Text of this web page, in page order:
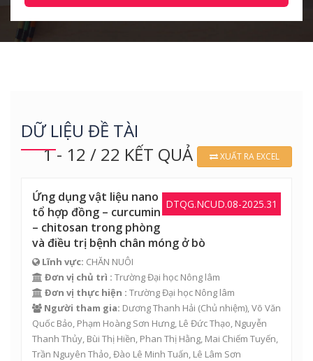
DỮ LIỆU ĐỀ TÀI
1 - 12 / 22 KẾT QUẢ
XUẤT RA EXCEL
DTQG.NCUD.08-2025.31
Ứng dụng vật liệu nano
tổ hợp đồng – curcumin
– chitosan trong phòng
và điều trị bệnh chân móng ở bò
Lĩnh vực: CHĂN NUÔI
Đơn vị chủ trì : Trường Đại học Nông lâm
Đơn vị thực hiện : Trường Đại học Nông lâm
Người tham gia: Dương Thanh Hải (Chủ nhiệm),Võ Văn
Quốc Bảo, Phạm Hoàng Sơn Hưng, Lê Đức Thạo, Nguyễn
Thanh Thủy, Bùi Thị Hiền, Phan Thị Hằng, Mai Chiếm Tuyến,
Trần Nguyên Thảo,Đào Lê Minh Tuấn, Lê Lâm Sơn